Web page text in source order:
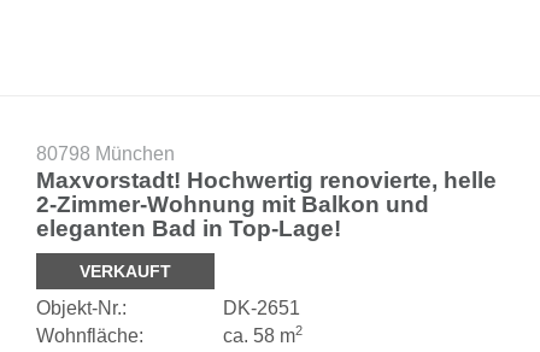
80798 München
Maxvorstadt! Hochwertig renovierte, helle
2-Zimmer-Wohnung mit Balkon und
eleganten Bad in Top-Lage!
VERKAUFT
Objekt-Nr.: DK-2651
Wohnfläche:
ca. 58 m2